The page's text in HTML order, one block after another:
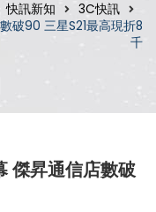
快訊新知
3C快訊
破90 三星S21最高現折8
千
傑昇通信店數破